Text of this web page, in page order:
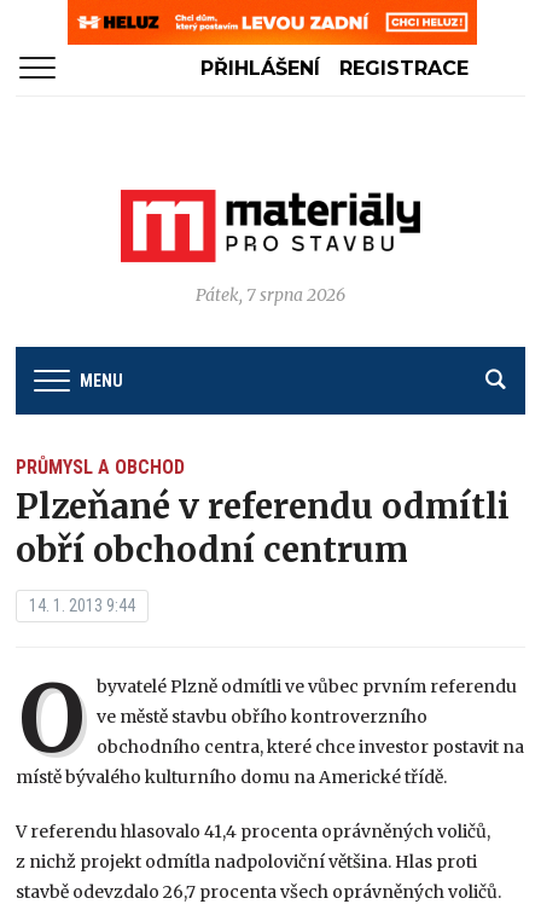
PŘIHLÁŠENÍ REGISTRACE
Pátek, 7 srpna 2026
MENU
PRŮMYSL A OBCHOD
Plzeňané v referendu odmítli
obří obchodní centrum
14. 1. 2013 9:44
O byvatelé Plzně odmítli ve vůbec prvním referendu
ve městě stavbu obřího kontroverzního
obchodního centra, které chce investor postavit na
místě bývalého kulturního domu na Americké třídě.
V referendu hlasovalo 41,4 procenta oprávněných voličů,
z nichž projekt odmítla nadpoloviční většina. Hlas proti
stavbě odevzdalo 26,7 procenta všech oprávněných voličů.